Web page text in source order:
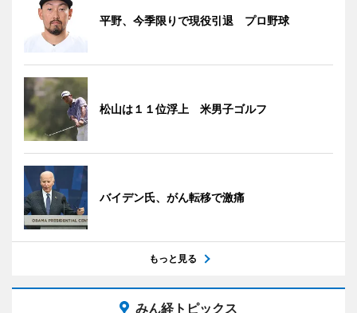
平野、今季限りで現役引退 プロ野球
松山は１１位浮上 米男子ゴルフ
バイデン氏、がん転移で激痛
もっと見る
みん経トピックス